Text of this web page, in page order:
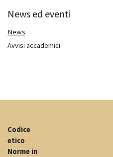
News ed eventi
News
Avvisi accademici
Codice
etico
Norme in